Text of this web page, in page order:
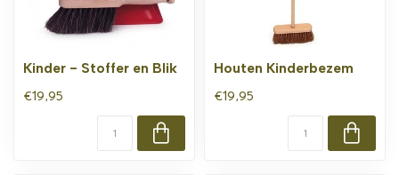
Kinder - Stoffer en Blik
€19,95
Houten Kinderbezem
€19,95